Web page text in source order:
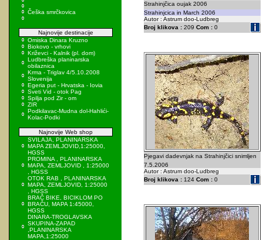
Češka smrčkovica
Najnovije destinacije
Omiska Dinara Kruzno
Biokovo - vrhovi
Križevci - Kalnik (pl. dom)
Ludbreška planinarska
obilaznica
Krma - Triglav 4/5.10.2008
Slovenija
Egeria put - Hrvatska - Iovia
Sveti Vid - otok Pag
Spilja pod Zir - om
ZIR
Podkilavac-Mudna dol-Hahlići-
Kolac-Podki
Najnovije Web shop
SVILAJA, PLANINARSKA
MAPA ZEMLJOVID,1:25000,
HGSS
PROMINA , PLANINARSKA
MAPA, ZEMLJOVID , 1:25000
, HGSS
OTOK RAB , PLANINARSKA
MAPA, ZEMLJOVID, 1:25000
, HGSS
BRAČ BIKE, BICIKLOM PO
BRAČU, MAPA 1:45000,
HGSS
DINARA-TROGLAVSKA
SKUPINA-ZAPAD
,PLANINARSKA
MAPA,1:25000
Strahinjčica oujak 2006
Strahinjcica in March 2006
Autor : Astrum doo-Ludbreg
Broj klikova :209 Com :0
Pjegavi dadevnjak na Strahinjčici snimljen
7.5.2006
Autor : Astrum doo-Ludbreg
Broj klikova :124 Com :0